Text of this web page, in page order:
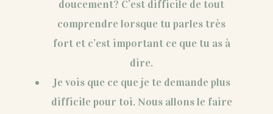
doucement? C’est difficile de tout
comprendre lorsque tu parles très
fort et c’est important ce que tu as à
dire.
Je vois que ce que je te demande plus
difficile pour toi. Nous allons le faire